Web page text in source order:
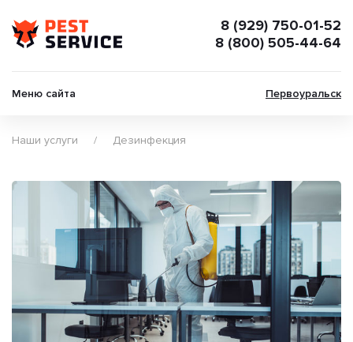
8 (929) 750-01-52
8 (800) 505-44-64
Меню сайта Первоуральск
Наши услуги Дезинфекция